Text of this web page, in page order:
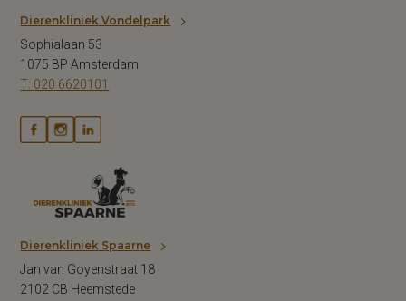
Dierenkliniek Vondelpark
Sophialaan 53
1075 BP Amsterdam
T: 020 6620101
Dierenkliniek Spaarne
Jan van Goyenstraat 18
2102 CB Heemstede